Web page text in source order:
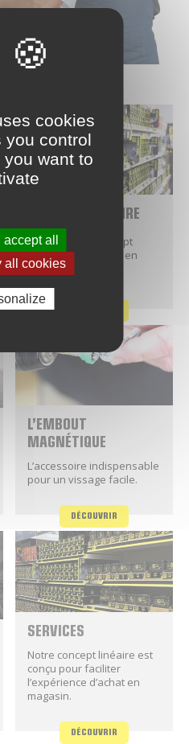
CONCEPT LINÉAIRE
Découvrez le concept
linéaire Starblock® en
vidéo.
L’EMBOUT
MAGNÉTIQUE
L’accessoire indispensable
pour un vissage facile.
DÉCOUVRIR
SERVICES
Notre concept linéaire est
conçu pour faciliter
l’expérience d’achat en
magasin.
DÉCOUVRIR
cookies
you control
you want to
all
all cookies